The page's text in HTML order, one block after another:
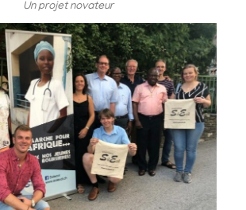
Un projet novateur